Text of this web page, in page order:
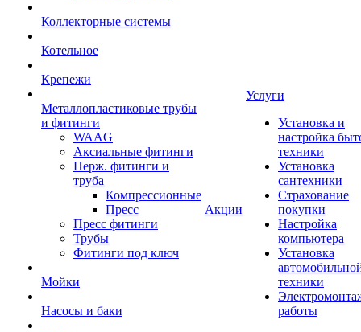
Коллекторные системы
Котельное
Крепежи
Металлопластиковые трубы
и фитинги
WAAG
Аксиальные фитинги
Нерж. фитинги и
труба
Компрессионные
Пресс
Пресс фитинги
Трубы
Фитинги под ключ
Мойки
Насосы и баки
Акции
Услуги
Установка и
настройка
техники
Установка
сантехники
Страхование
покупки
Настройка
компьютера
Установка
техники
работы